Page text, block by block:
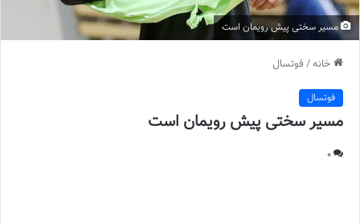
مسیر سختی پیش رویمان است
خانه/ فوتسال
فوتسال
مسیر سختی پیش رویمان است
0